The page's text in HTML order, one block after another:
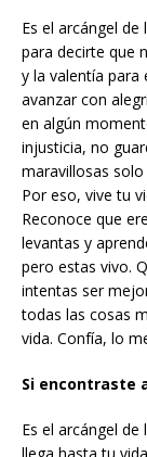
Es el arcángel
para decirte que
y la valentía
avanzar con
en algún
injusticia, no
maravillosas
Por eso, vive tu
Reconoce que
levantas y
pero estas vivo.
intentas ser
todas las cosas
vida. Confía, lo
Si encontraste
Es el arcángel